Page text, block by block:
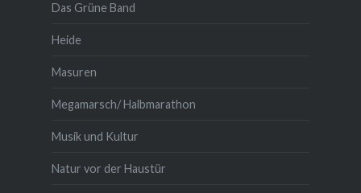
Das Grüne Band
Heide
Masuren
Megamarsch/ Halbmarathon
Musik und Kultur
Natur vor der Haustür